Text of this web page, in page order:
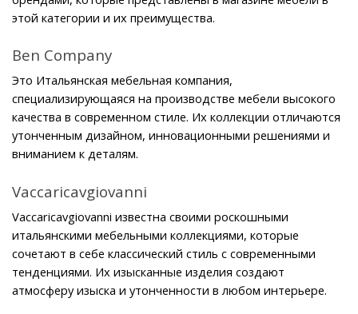
этой категории и их преимущества.
Ben Company
Это Итальянская мебельная компания,
специализирующаяся на производстве мебели высокого
качества в современном стиле. Их коллекции отличаются
утонченным дизайном, инновационными решениями и
вниманием к деталям.
Vaccaricavgiovanni
Vaccaricavgiovanni известна своими роскошными
итальянскими мебельными коллекциями, которые
сочетают в себе классический стиль с современными
тенденциями. Их изысканные изделия создают
атмосферу изыска и утонченности в любом интерьере.